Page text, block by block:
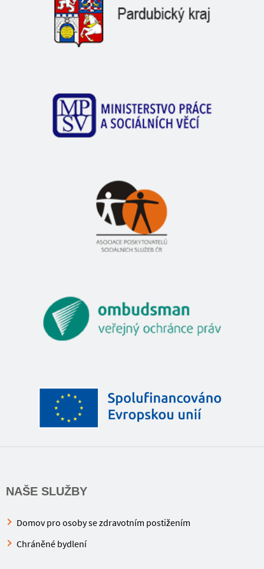
NAŠE SLUŽBY
Domov pro osoby se zdravotním postižením
Chráněné bydlení